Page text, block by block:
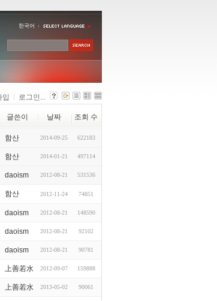
한국어
입 로그인...
글쓴이 날짜 조회 수
함산 2014-09-25 622183
함산 2014-01-21 497114
daoism 2012-08-21 531536
함산 2012-11-24 74851
daoism 2012-08-21 148590
daoism 2012-08-21 92102
daoism 2012-08-21 90781
上善若水 2012-09-07 159888
上善若水 2013-05-02 90061